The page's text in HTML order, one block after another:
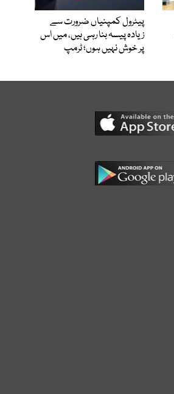
پیٹرول کمپنیاں ضرورت سے
زیادہ پیسہ بنا رہی ہیں، میں اس
پر خوش نہیں ہوں؛ ٹرمپ